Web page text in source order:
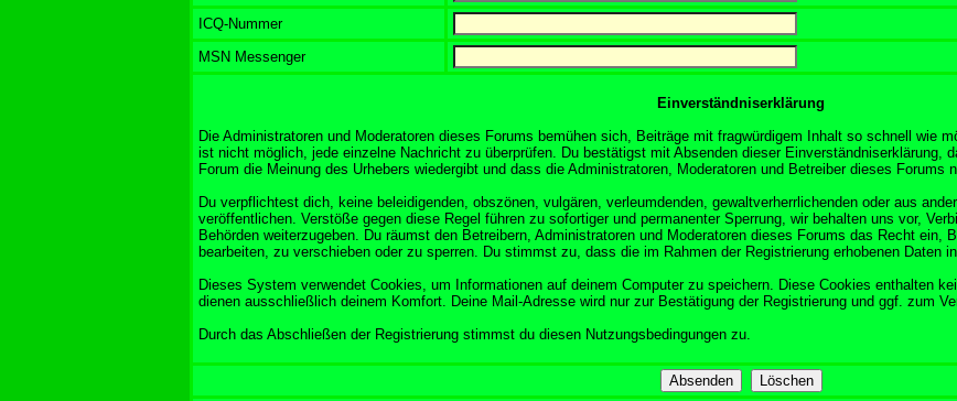
ICQ-Nummer
MSN Messenger
Einverständniserklärung
Die Administratoren und Moderatoren dieses Forums bemühen sich, Beiträge mit fragwürdigem Inhalt so schnell wie
ist nicht möglich, jede einzelne Nachricht zu überprüfen. Du bestätigst mit Absenden dieser Einverständniserklärung,
Forum die Meinung des Urhebers wiedergibt und dass die Administratoren, Moderatoren und Betreiber dieses Forums
Du verpflichtest dich, keine beleidigenden, obszönen, vulgären, verleumdenden, gewaltverherrlichenden oder aus
veröffentlichen. Verstöße gegen diese Regel führen zu sofortiger und permanenter Sperrung, wir behalten uns vor,
Behörden weiterzugeben. Du räumst den Betreibern, Administratoren und Moderatoren dieses Forums das Recht ein,
bearbeiten, zu verschieben oder zu sperren. Du stimmst zu, dass die im Rahmen der Registrierung erhobenen Daten
Dieses System verwendet Cookies, um Informationen auf deinem Computer zu speichern. Diese Cookies enthalten
dienen ausschließlich deinem Komfort. Deine Mail-Adresse wird nur zur Bestätigung der Registrierung und ggf. zum
Durch das Abschließen der Registrierung stimmst du diesen Nutzungsbedingungen zu.